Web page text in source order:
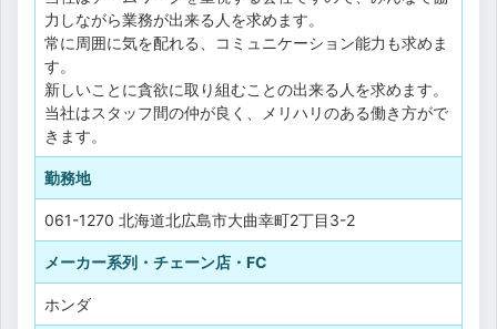
力しながら業務が出来る人を求めます。
常に周囲に気を配れる、コミュニケーション能力も求めま
す。
新しいことに貪欲に取り組むことの出来る人を求めます。
当社はスタッフ間の仲が良く、メリハリのある働き方がで
きます。
勤務地
061-1270 北海道北広島市大曲幸町2丁目3-2
メーカー系列・チェーン店・FC
ホンダ